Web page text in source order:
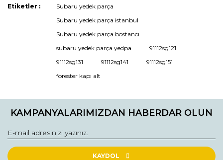
Bu ürünün fiyat bilgisi, resim, ürün açıklamalarında ve diğer
kullanarak tarafımıza iletebilirsiniz.
Görüş ve önerileriniz için teşekkür ederiz.
Ürün fiyatı diğer sitelerden daha pahalı.
Bu ürüne benzer farklı alternatifler olmalı.
Etiketler :
Subaru yedek parça
Subaru yedek parça istanbul
Subaru yedek parça bostancı
subaru yedek parça yedpa
91112sg121
91112sg131
91112sg141
91112sg151
forester kapı alt
KAMPANYALARIMIZDAN HABERDAR OLUN
KAYDOL